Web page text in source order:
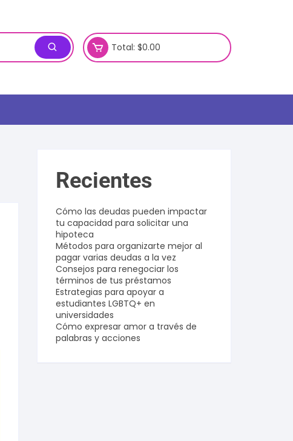
Total: $0.00
Recientes
Cómo las deudas pueden impactar
tu capacidad para solicitar una
hipoteca
Métodos para organizarte mejor al
pagar varias deudas a la vez
Consejos para renegociar los
términos de tus préstamos
Estrategias para apoyar a
estudiantes LGBTQ+ en
universidades
Cómo expresar amor a través de
palabras y acciones